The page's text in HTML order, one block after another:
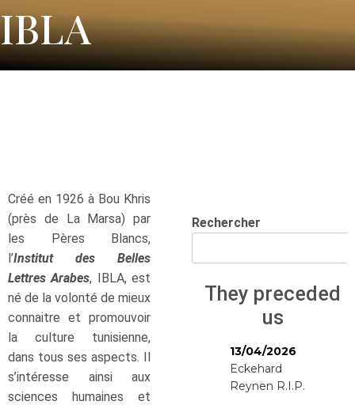
IBLA
Créé en 1926 à Bou Khris
(près de La Marsa) par
les Pères Blancs,
l’Institut des Belles
Lettres Arabes, IBLA, est
né de la volonté de mieux
connaitre et promouvoir
la culture tunisienne,
dans tous ses aspects. Il
s’intéresse ainsi aux
sciences humaines et
Rechercher
They preceded
us
13/04/2026
Eckehard
Reynen R.I.P.